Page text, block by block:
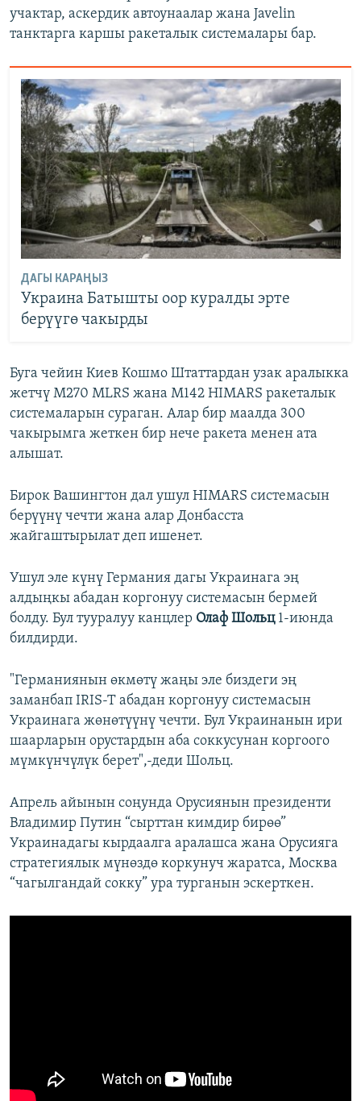
учактар, аскердик автоунаалар жана Javelin
танктарга каршы ракеталык системалары бар.
ДАГЫ КАРАҢЫЗ
Украина Батышты оор куралды эрте
берүүгө чакырды
Буга чейин Киев Кошмо Штаттардан узак аралыкка
жетчү M270 MLRS жана M142 HIMARS ракеталык
системаларын сураган. Алар бир маалда 300
чакырымга жеткен бир нече ракета менен ата
алышат.
Бирок Вашингтон дал ушул HIMARS системасын
берүүнү чечти жана алар Донбасста
жайгаштырылат деп ишенет.
Ушул эле күнү Германия дагы Украинага эң
алдыңкы абадан коргонуу системасын бермей
болду. Бул тууралуу канцлер Олаф Шольц1-июнда
билдирди.
"Германиянын өкмөтү жаңы эле биздеги эң
заманбап IRIS-T абадан коргонуу системасын
Украинага жөнөтүүнү чечти. Бул Украинанын ири
шаарларын орустардын аба соккусунан коргоого
мүмкүнчүлүк берет",-деди Шольц.
Апрель айынын соңунда Орусиянын президенти
Владимир Путин “сырттан кимдир бирөө”
Украинадагы кырдаалга аралашса жана Орусияга
стратегиялык мүнөздө коркунуч жаратса, Москва
“чагылгандай сокку” ура турганын эскерткен.